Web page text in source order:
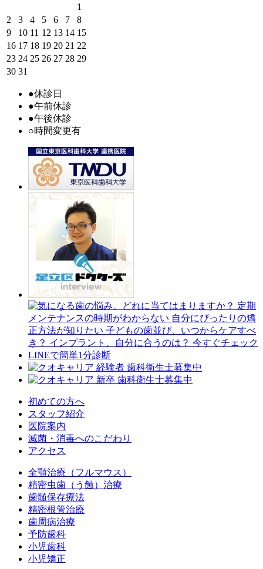
1
2
3 4 5 6 7
8
9
10 11 12 13 14 15
16 17 18 19 20 21 22
23 24 25 26 27 28 29
30 31
●休診日
●午前休診
●午後休診
○時間変更有
初めての方へ
スタッフ紹介
医院案内
滅菌・消毒へのこだわり
アクセス
全顎治療（フルマウス）
精密虫歯（う蝕）治療
歯髄保存療法
精密根管治療
歯周病治療
予防歯科
小児歯科
小児矯正